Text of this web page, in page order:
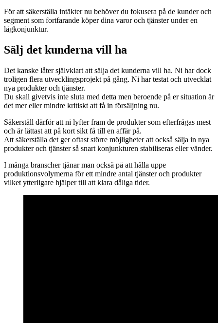
För att säkerställa intäkter nu behöver du fokusera på de kunder och
segment som fortfarande köper dina varor och tjänster under en
lågkonjunktur.
Sälj det kunderna vill ha
Det kanske låter självklart att sälja det kunderna vill ha. Ni har dock
troligen flera utvecklingsprojekt på gång. Ni har testat och utvecklat
nya produkter och tjänster.
Du skall givetvis inte sluta med detta men beroende på er situation är
det mer eller mindre kritiskt att få in försäljning nu.
Säkerställ därför att ni lyfter fram de produkter som efterfrågas mest
och är lättast att på kort sikt få till en affär på.
Att säkerställa det ger oftast större möjligheter att också sälja in nya
produkter och tjänster så snart konjunkturen stabiliseras eller vänder.
I många branscher tjänar man också på att hålla uppe
produktionsvolymerna för ett mindre antal tjänster och produkter
vilket ytterligare hjälper till att klara dåliga tider.